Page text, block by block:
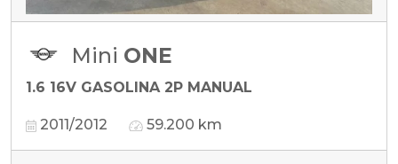
Mini ONE
1.6 16V GASOLINA 2P MANUAL
2011/2012 59.200 km